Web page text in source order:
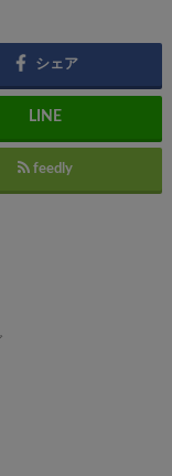
シェア
feedly